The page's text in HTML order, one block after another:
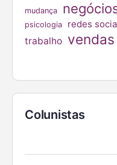
mudança
psicologia redes
trabalho vendas
Colunistas